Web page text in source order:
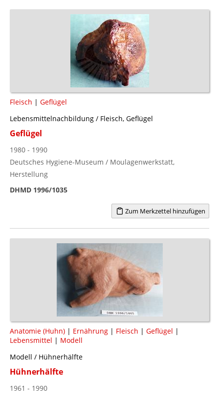
Fleisch | Geflügel
Lebensmittelnachbildung / Fleisch, Geflügel
Geflügel
1980 - 1990
Deutsches Hygiene-Museum / Moulagenwerkstatt,
Herstellung
DHMD 1996/1035
Zum Merkzettel hinzufügen
Anatomie (Huhn) | Ernährung | Fleisch | Geflügel |
Lebensmittel | Modell
Modell / Hühnerhälfte
Hühnerhälfte
1961 - 1990